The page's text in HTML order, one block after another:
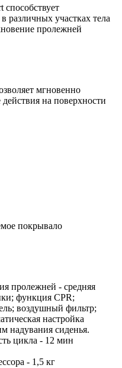
способствует
различных участках тела
пролежней
мгновенно
на поверхности
покрывало
пролежней - средняя
функция CPR;
воздушный фильтр;
настройка
надувания сиденья.
цикла - 12 мин
- 1,5 кг